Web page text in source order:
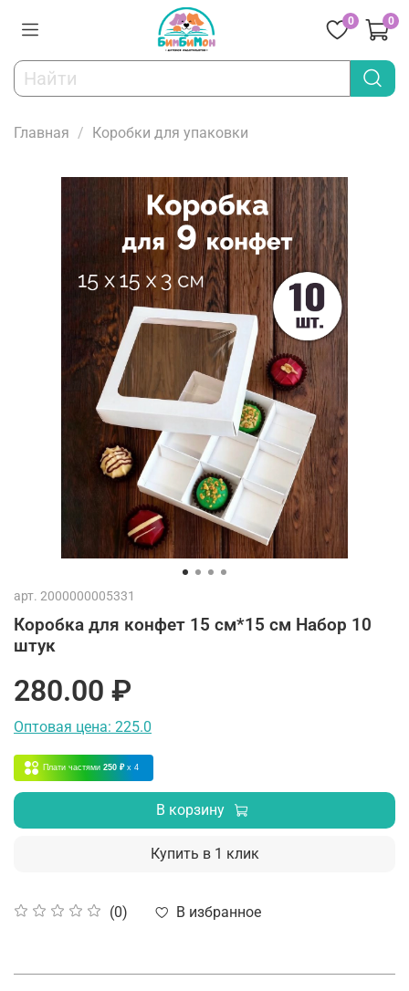
0 0
Главная Коробки для упаковки
арт. 2000000005331
Коробка для конфет 15 см*15 см Набор 10
штук
(0) В избранное
280.00 ₽
Оптовая цена: 225.0
Плати частями 250 ₽ x 4
В корзину
Купить в 1 клик